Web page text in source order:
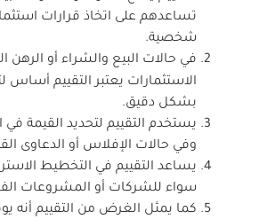
تساعدهم على اتخاذ قرارات
شخصية.
في حالات البيع والشراء أو الرهن
الاستثمارات يعتبر التقييم أساس
بشكل دقيق.
يستخدم التقييم لتحديد القيمة في
وفي حالات الإفلاس أو الدعاوى
يساعد التقييم في التخطيط
سواء للشركات أو المشروعات
كما يمثل الغرض من التقييم أنه